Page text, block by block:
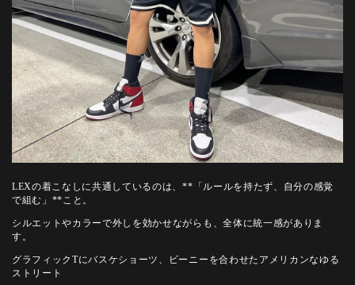
LEXの着こなしに共通しているのは、**「ルールを持たず、自分の感覚
で組む」**こと。
シルエットやカラーで外しを効かせながらも、全体に統一感がありま
す。
グラフィックTにバスケショーツ、ビーニーを合わせたアメリカンなゆる
ストリート